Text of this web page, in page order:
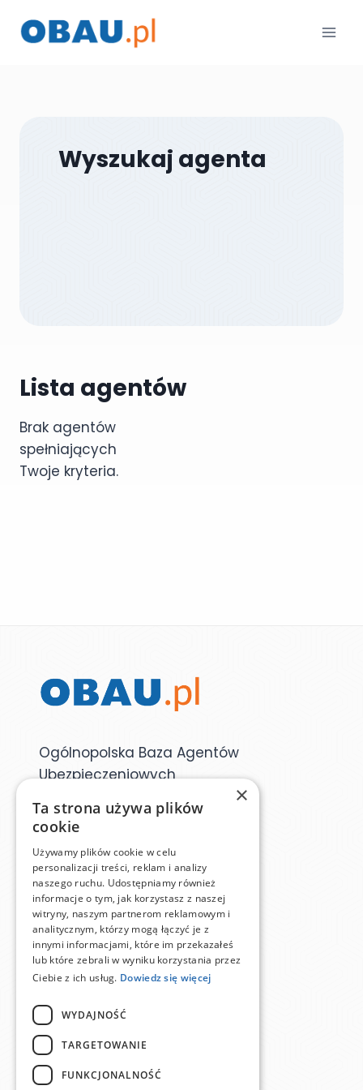
treści
Wyszukaj agenta
Lista agentów
Brak agentów
spełniających
Twoje kryteria.
Ogólnopolska Baza Agentów
Ubezpieczeniowych
Dane kontaktowe
baza@obau.pl
Menu
Moje konto
Polityka prywatności
Regulamin serwisu
×
Ta strona używa plików
cookie
Używamy plików cookie w celu
personalizacji treści, reklam i analizy
naszego ruchu. Udostępniamy również
informacje o tym, jak korzystasz z naszej
witryny, naszym partnerom reklamowym i
analitycznym, którzy mogą łączyć je z
innymi informacjami, które im przekazałeś
lub które zebrali w wyniku korzystania przez
Ciebie z ich usług. Dowiedz się więcej
WYDAJNOŚĆ
TARGETOWANIE
FUNKCJONALNOŚĆ